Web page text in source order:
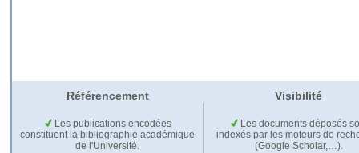
Référencement Visibilité
Les publications encodées
constituent la bibliographie académique
de l'Université.
Les documents déposés
indexés par les moteurs de
(Google Scholar,…).